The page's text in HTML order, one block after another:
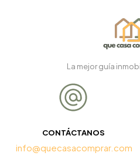
La mejor guía
CONTÁCTANOS
info@quecasacomprar.com